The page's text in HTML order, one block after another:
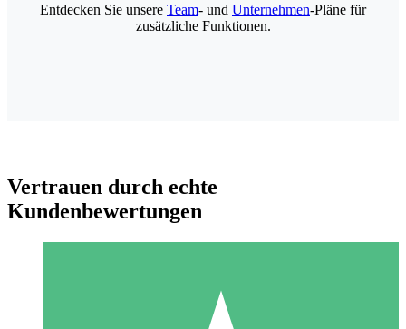
Entdecken Sie unsere Team- und Unternehmen-Pläne für
zusätzliche Funktionen.
Vertrauen durch echte
Kundenbewertungen